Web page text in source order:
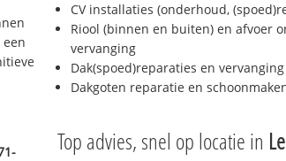
CV installaties (onderhoud,
Riool (binnen en buiten) en afvoer
vervanging
Dak(spoed)reparaties en
Dakgoten reparatie en
Top advies, snel op locatie in